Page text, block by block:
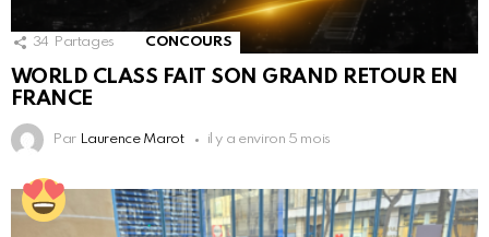
34 Partages CONCOURS
WORLD CLASS FAIT SON GRAND RETOUR EN
FRANCE
Par Laurence Marot il y a environ 5 mois